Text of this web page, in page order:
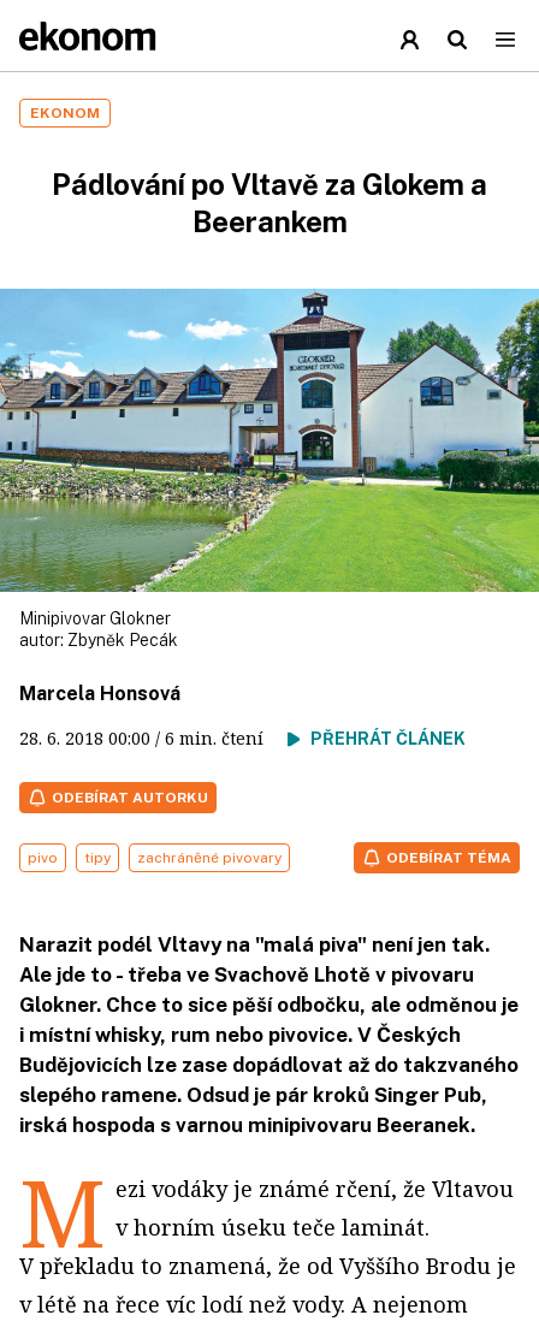
EKONOM
Pádlování po Vltavě za Glokem a
Beerankem
Minipivovar Glokner
autor: Zbyněk Pecák
Marcela Honsová
28. 6. 2018 00:00 / 6 min. čtení PŘEHRÁT ČLÁNEK
ODEBÍRAT AUTORKU
pivo tipy zachráněné pivovary ODEBÍRAT TÉMA
Narazit podél Vltavy na "malá piva" není jen tak.
Ale jde to - třeba ve Svachově Lhotě v pivovaru
Glokner. Chce to sice pěší odbočku, ale odměnou je
i místní whisky, rum nebo pivovice. V Českých
Budějovicích lze zase dopádlovat až do takzvaného
slepého ramene. Odsud je pár kroků Singer Pub,
irská hospoda s varnou minipivovaru Beeranek.
M ezi vodáky je známé rčení, že Vltavou
v horním úseku teče laminát.
V překladu to znamená, že od Vyššího Brodu je
v létě na řece víc lodí než vody. A nejenom